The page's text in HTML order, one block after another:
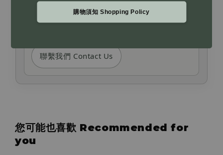
購物須知 Shopping Policy
shopping policy if you have concerns.
聯繫我們 Contact Us
您可能也喜歡 Recommended for
you